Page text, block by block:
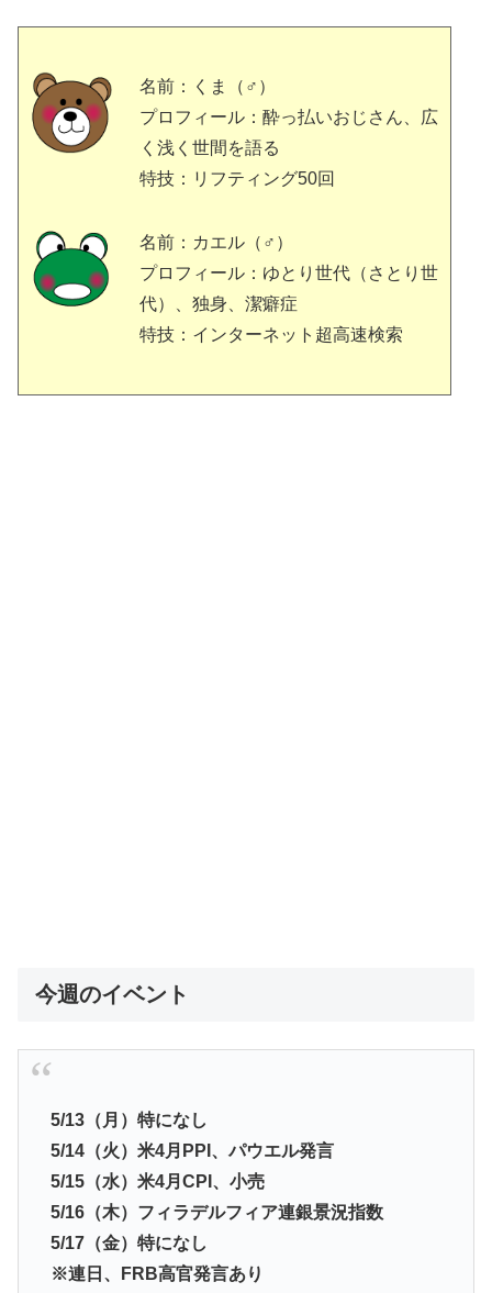
名前：くま（♂）
プロフィール：酔っ払いおじさん、広
く浅く世間を語る
特技：リフティング50回
名前：カエル（♂）
プロフィール：ゆとり世代（さとり世
代）、独身、潔癖症
特技：インターネット超高速検索
今週のイベント
5/13（月）特になし
5/14（火）米4月PPI、パウエル発言
5/15（水）米4月CPI、小売
5/16（木）フィラデルフィア連銀景況指数
5/17（金）特になし
※連日、FRB高官発言あり